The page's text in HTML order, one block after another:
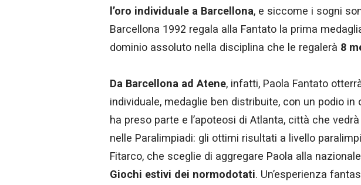
l’oro individuale a Barcellona, e siccome i sogni
Barcellona 1992 regala alla Fantato la prima
dominio assoluto nella disciplina che le regalerà 8
Da Barcellona ad Atene, infatti, Paola Fantato
individuale, medaglie ben distribuite, con un podio in
ha preso parte e l’apoteosi di Atlanta, città che
nelle Paralimpiadi: gli ottimi risultati a livello
Fitarco, che sceglie di aggregare Paola alla
Giochi estivi dei normodotati. Un’esperienza